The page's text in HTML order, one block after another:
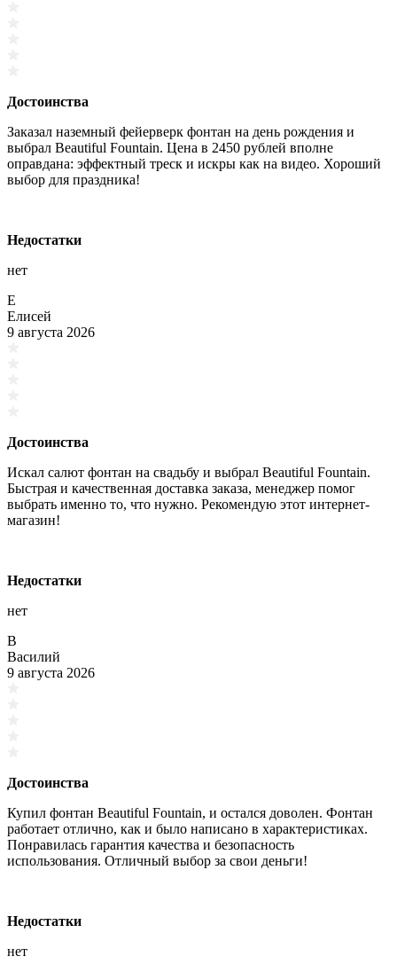
Достоинства
Заказал наземный фейерверк фонтан на день рождения и
выбрал Beautiful Fountain. Цена в 2450 рублей вполне
оправдана: эффектный треск и искры как на видео. Хороший
выбор для праздника!
Недостатки
нет
Е
Елисей
9 августа 2026
Достоинства
Искал салют фонтан на свадьбу и выбрал Beautiful Fountain.
Быстрая и качественная доставка заказа, менеджер помог
выбрать именно то, что нужно. Рекомендую этот интернет-
магазин!
Недостатки
нет
В
Василий
9 августа 2026
Достоинства
Купил фонтан Beautiful Fountain, и остался доволен. Фонтан
работает отлично, как и было написано в характеристиках.
Понравилась гарантия качества и безопасность
использования. Отличный выбор за свои деньги!
Недостатки
нет